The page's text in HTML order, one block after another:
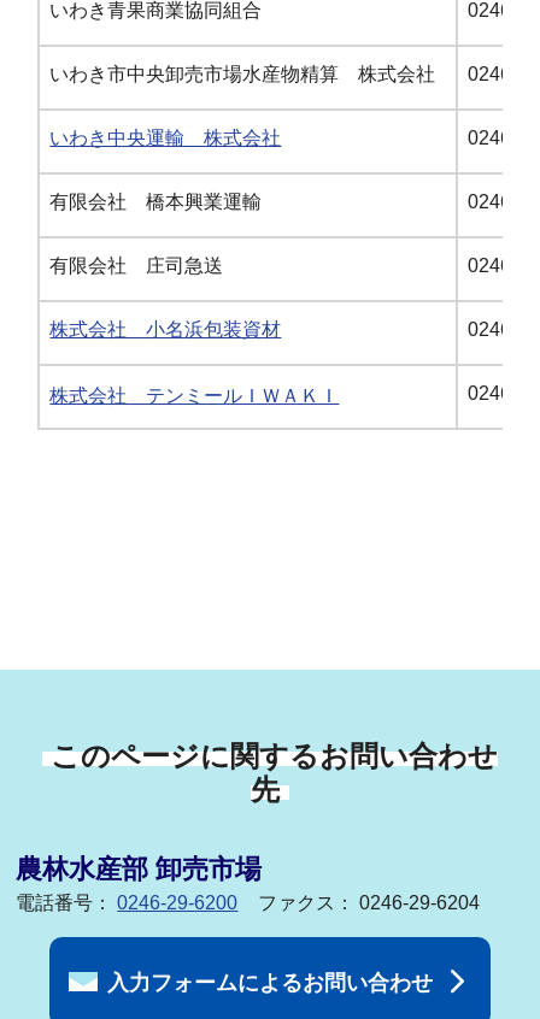
いわき青果商業協同組合 0246-
いわき市中央卸売市場水産物精算 株式会社 0246-
いわき中央運輸 株式会社 0246-
有限会社 橋本興業運輸 0246-
有限会社 庄司急送 0246-
株式会社 小名浜包装資材 0246-
株式会社 テンミールＩＷＡＫＩ 0246-
このページに関するお問い合わせ
先
農林水産部 卸売市場
電話番号：0246-29-6200 ファクス： 0246-29-6204
入力フォームによるお問い合わせ